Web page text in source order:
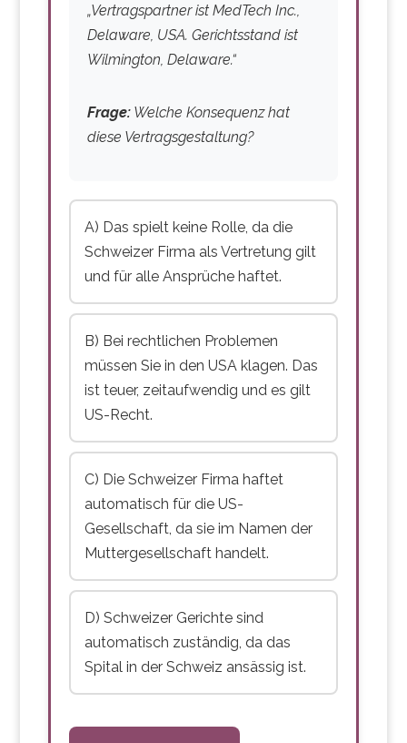
„Vertragspartner ist MedTech Inc.,
Delaware, USA. Gerichtsstand ist
Wilmington, Delaware.“
Frage:Welche Konsequenz hat
diese Vertragsgestaltung?
A) Das spielt keine Rolle, da die
Schweizer Firma als Vertretung gilt
und für alle Ansprüche haftet.
B) Bei rechtlichen Problemen
müssen Sie in den USA klagen. Das
ist teuer, zeitaufwendig und es gilt
US-Recht.
C) Die Schweizer Firma haftet
automatisch für die US-
Gesellschaft, da sie im Namen der
Muttergesellschaft handelt.
D) Schweizer Gerichte sind
automatisch zuständig, da das
Spital in der Schweiz ansässig ist.